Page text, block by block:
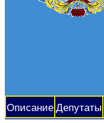
Описание Депутаты